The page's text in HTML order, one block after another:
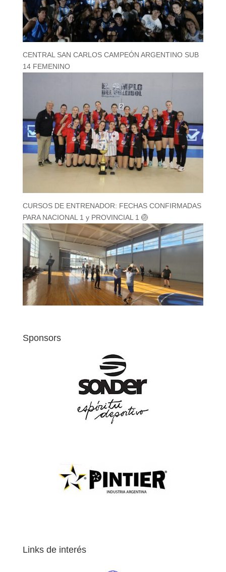
CENTRAL SAN CARLOS CAMPEÓN ARGENTINO SUB
14 FEMENINO
CURSOS DE ENTRENADOR: FECHAS CONFIRMADAS
PARA NACIONAL 1 y PROVINCIAL 1 🏐
Sponsors
Links de interés